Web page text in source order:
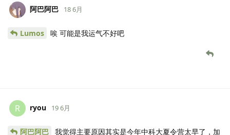
阿巴阿巴 18 6月
Lumos 唉 可能是我运气不好吧
R ryou 19 6月
阿巴阿巴
我觉得主要原因其实是今年中科大夏令营太早了，加